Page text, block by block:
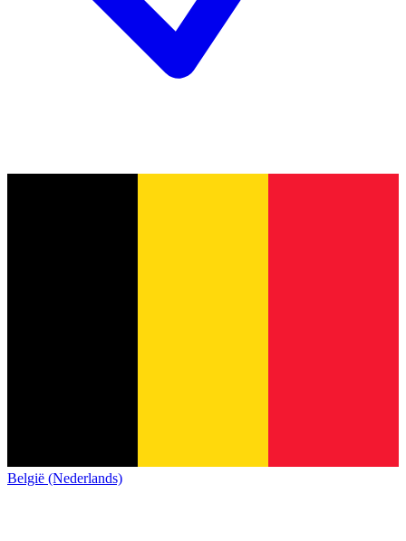
België (Nederlands)